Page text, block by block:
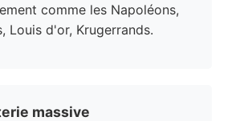
comme les Napoléons,
Louis d'or, Krugerrands.
massive